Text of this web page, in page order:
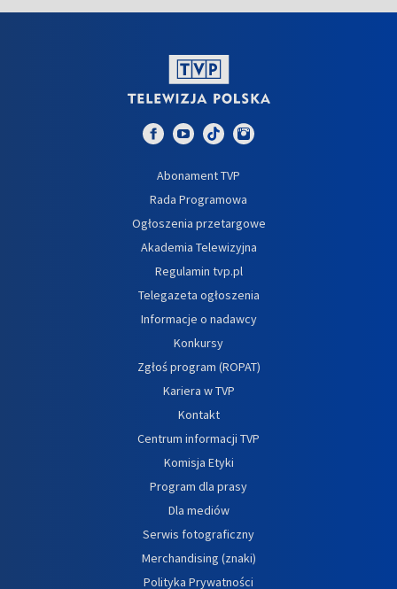
Abonament TVP
Rada Programowa
Ogłoszenia przetargowe
Akademia Telewizyjna
Regulamin tvp.pl
Telegazeta ogłoszenia
Informacje o nadawcy
Konkursy
Zgłoś program (ROPAT)
Kariera w TVP
Kontakt
Centrum informacji TVP
Komisja Etyki
Program dla prasy
Dla mediów
Serwis fotograficzny
Merchandising (znaki)
Polityka Prywatności